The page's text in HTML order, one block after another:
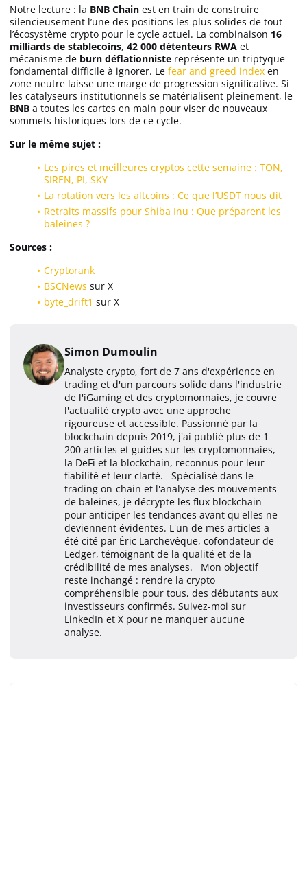
Notre lecture : la BNB Chain est en train de construire
silencieusement l’une des positions les plus solides de tout
l’écosystème crypto pour le cycle actuel. La combinaison 16
milliards de stablecoins, 42 000 détenteurs RWA et
mécanisme de burn déflationniste représente un triptyque
fondamental difficile à ignorer. Le fear and greed index en
zone neutre laisse une marge de progression significative. Si
les catalyseurs institutionnels se matérialisent pleinement, le
BNB a toutes les cartes en main pour viser de nouveaux
sommets historiques lors de ce cycle.
Sur le même sujet :
Les pires et meilleures cryptos cette semaine : TON,
SIREN, PI, SKY
La rotation vers les altcoins : Ce que l’USDT nous dit
Retraits massifs pour Shiba Inu : Que préparent les
baleines ?
Sources :
Cryptorank
BSCNews sur X
byte_drift1 sur X
Simon Dumoulin
Analyste crypto, fort de 7 ans d'expérience en
trading et d'un parcours solide dans l'industrie
de l'iGaming et des cryptomonnaies, je couvre
l'actualité crypto avec une approche
rigoureuse et accessible. Passionné par la
blockchain depuis 2019, j'ai publié plus de 1
200 articles et guides sur les cryptomonnaies,
la DeFi et la blockchain, reconnus pour leur
fiabilité et leur clarté. Spécialisé dans le
trading on-chain et l'analyse des mouvements
de baleines, je décrypte les flux blockchain
pour anticiper les tendances avant qu'elles ne
deviennent évidentes. L'un de mes articles a
été cité par Éric Larchevêque, cofondateur de
Ledger, témoignant de la qualité et de la
crédibilité de mes analyses. Mon objectif
reste inchangé : rendre la crypto
compréhensible pour tous, des débutants aux
investisseurs confirmés. Suivez-moi sur
LinkedIn et X pour ne manquer aucune
analyse.